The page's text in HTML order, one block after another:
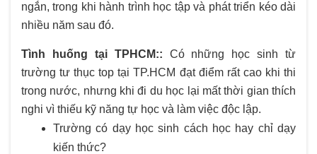
ngắn, trong khi hành trình học tập và phát triển kéo dài
nhiều năm sau đó.
Tình huống tại TPHCM:: Có những học sinh từ
trường tư thục top tại TP.HCM đạt điểm rất cao khi thi
trong nước, nhưng khi đi du học lại mất thời gian thích
nghi vì thiếu kỹ năng tự học và làm việc độc lập.
Trường có dạy học sinh cách học hay chỉ dạy
kiến thức?